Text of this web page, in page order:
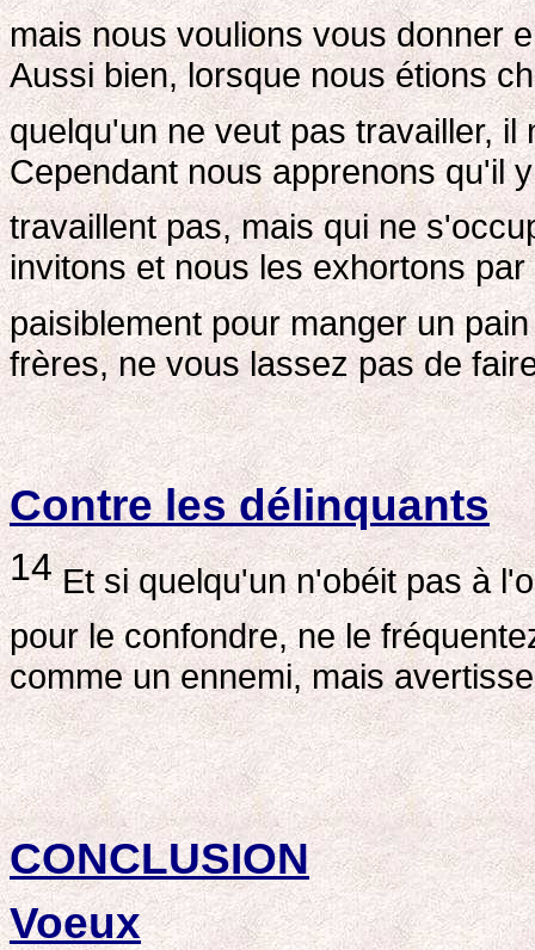
mais nous voulions vous donner
Aussi bien, lorsque nous étions
quelqu'un ne veut pas travailler,
Cependant nous apprenons qu'il
travaillent pas, mais qui ne
invitons et nous les exhortons
paisiblement pour manger un
frères, ne vous lassez pas de
Contre les délinquants
14Et si quelqu'un n'obéit pas à
pour le confondre, ne le
comme un ennemi, mais
CONCLUSION
Voeux